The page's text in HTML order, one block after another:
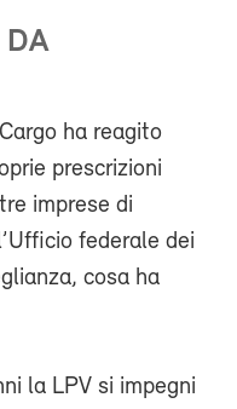
DA
ha reagito
prescrizioni
imprese di
federale dei
cosa ha
la LPV si impegni